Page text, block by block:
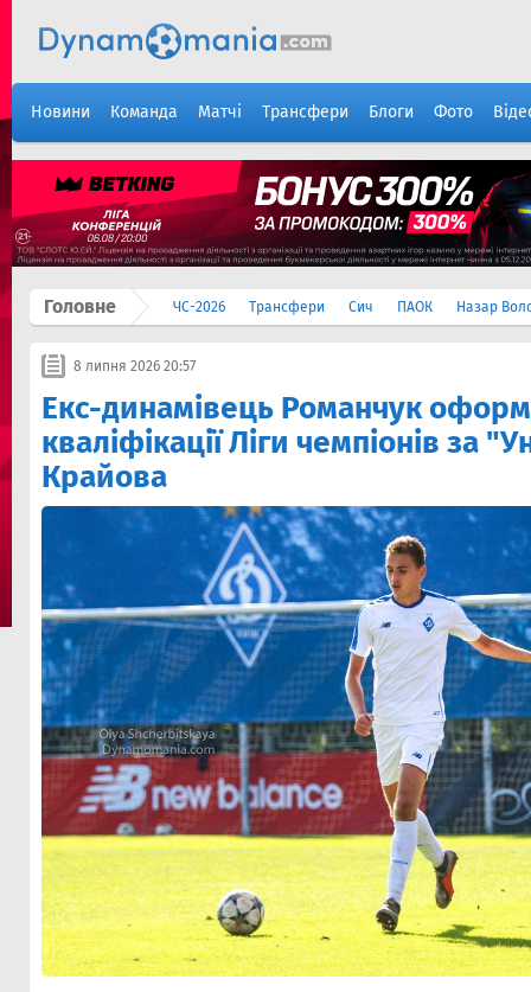
Новини Команда Матчі Трансфери Блоги Фото
Головне ЧС-2026 Трансфери Сич ПАОК Назар
8 липня 2026 20:57
Екс-динамівець Романчук
кваліфікації Ліги чемпіонів за
Крайова